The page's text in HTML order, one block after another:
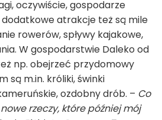
oczywiście, gospodarze
dodatkowe atrakcje też są mile
rowerów, spływy kajakowe,
W gospodarstwie Daleko od
np. obejrzeć przydomowy
są m.in. króliki, świnki
ozdobny drób. – Co
rzeczy, które później mój